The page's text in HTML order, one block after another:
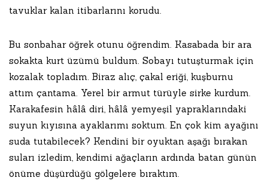
tavuklar kalan itibarlarını korudu.
Bu sonbahar öğrek otunu öğrendim. Kasabada bir ara
sokakta kurt üzümü buldum. Sobayı tutuşturmak için
kozalak topladım. Biraz alıç, çakal eriği, kuşburnu
attım çantama. Yerel bir armut türüyle sirke kurdum.
Karakafesin hâlâ diri, hâlâ yemyeşil yapraklarındaki
suyun kıyısına ayaklarımı soktum. En çok kim ayağını
suda tutabilecek? Kendini bir oyuktan aşağı bırakan
suları izledim, kendimi ağaçların ardında batan günün
önüme düşürdüğü gölgelere bıraktım.